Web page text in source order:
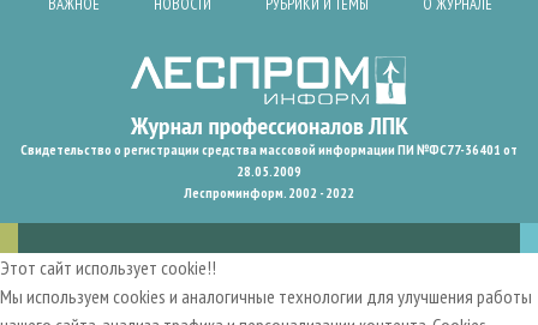
ВАЖНОЕ НОВОСТИ РУБРИКИ И ТЕМЫ О ЖУРНАЛЕ
Свидетельство о регистрации средства массовой информации ПИ №ФС77-36401 от
28.05.2009
Леспроминформ. 2002 - 2022
Этот сайт использует cookie!!
Мы используем cookies и аналогичные технологии для улучшения работы